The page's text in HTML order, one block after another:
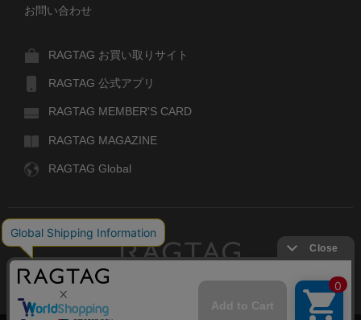
お問い合わせ
RAGTAG お買い取りサイト
RAGTAG 公式アプリ
RAGTAG MEMBER'S CARD
RAGTAG MAGAZINE
RAGTAG Global
デザイナーズブランドのユーズド・セレクトショップ